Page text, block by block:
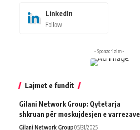
LinkedIn
Follow
- Sponzorizim -
Lajmet e fundit
Gilani Network Group: Qytetarja
shkruan për moskujdesjen e varrezave
Gilani Network Group05/31/2025